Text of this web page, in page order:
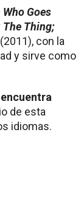
Who Goes
The Thing;
(2011), con la
y sirve como
de esta
idiomas.